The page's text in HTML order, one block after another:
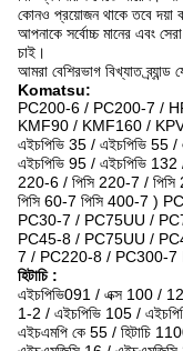
কোনও প্রয়োজন থাকে তবে দয়া
আপনাকে সর্বোচ্চ মানের এবং
চাই।
আমরা বেশিরভাগ বিখ্যাত ব্র্যান্ড
Komatsu:
PC200-6 / PC200-7 /
KMF90 / KMF160 /
এইচপিভি 35 / এইচপিভি 55
এইচপিভি 95 / এইচপিভি 132
220-6 / পিসি 220-7 /
পিসি 60-7 পিসি 400-7 )
PC30-7 / PC75UU /
PC45-8 / PC75UU /
7 / PC220-8 / PC300-7
হিটাচি :
এইচপিভি091 / এক্স 100 /
1-2 / এইচপিভি 105 /
এইচএমপি কে 55 / হিটাচি